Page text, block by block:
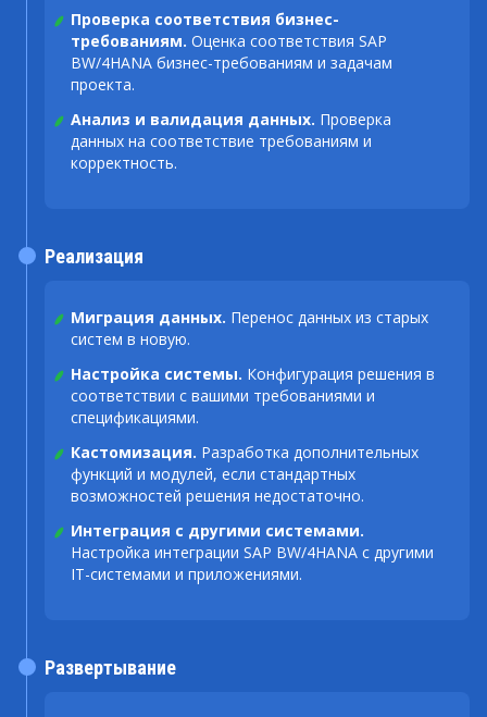
Проверка соответствия бизнес-
требованиям. Оценка соответствия SAP
BW/4HANA бизнес-требованиям и задачам
проекта.
Анализ и валидация данных. Проверка
данных на соответствие требованиям и
корректность.
Миграция данных. Перенос данных из старых
систем в новую.
Настройка системы. Конфигурация решения в
соответствии с вашими требованиями и
спецификациями.
Кастомизация. Разработка дополнительных
функций и модулей, если стандартных
возможностей решения недостаточно.
Интеграция с другими системами.
Настройка интеграции SAP BW/4HANA с другими
IT-системами и приложениями.
Реализация
Развертывание